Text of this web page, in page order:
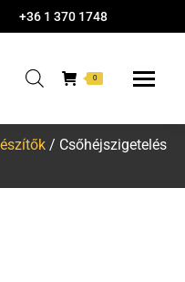
+36 1 370 1748
0
/ Csőhéjszigetelés